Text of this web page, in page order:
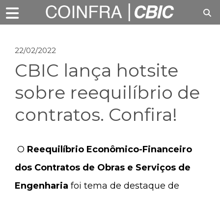
22/02/2022
CBIC lança hotsite
sobre reequilíbrio de
contratos. Confira!
O Reequilíbrio Econômico-Financeiro
dos Contratos de Obras e Serviços de
Engenharia foi tema de destaque de